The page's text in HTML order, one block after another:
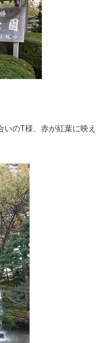
のT様、赤が紅葉に映え